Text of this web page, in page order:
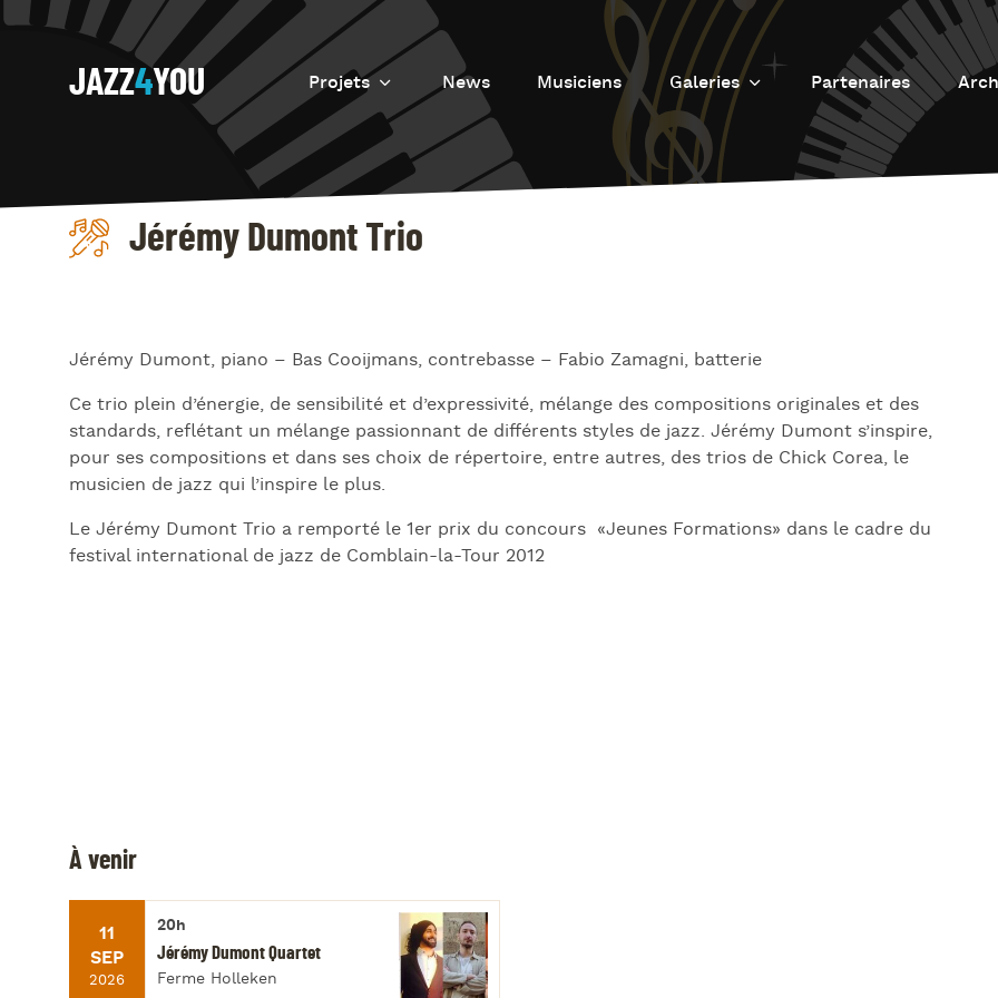
JAZZ4YOU Projets
Introduction
Resurrection
Eretz
News Musiciens Galeries
Galerie photos
Galerie Vidéos
Partenaires
Jérémy Dumont Trio
Jérémy Dumont, piano – Bas Cooijmans, contrebasse – Fabio Zamagni, batterie
Ce trio plein d’énergie, de sensibilité et d’expressivité, mélange des compositions originales et des
standards, reflétant un mélange passionnant de différents styles de jazz. Jérémy Dumont s’inspire,
pour ses compositions et dans ses choix de répertoire, entre autres, des trios de Chick Corea, le
musicien de jazz qui l’inspire le plus.
Le Jérémy Dumont Trio a remporté le 1er prix du concours «Jeunes Formations» dans le cadre du
festival international de jazz de Comblain-la-Tour 2012
À venir
11
SEP
2026
20h
Jérémy Dumont Quartet
Ferme Holleken